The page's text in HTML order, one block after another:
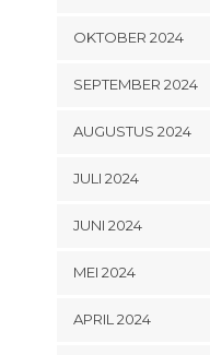
OKTOBER 2024
SEPTEMBER 2024
AUGUSTUS 2024
JULI 2024
JUNI 2024
MEI 2024
APRIL 2024